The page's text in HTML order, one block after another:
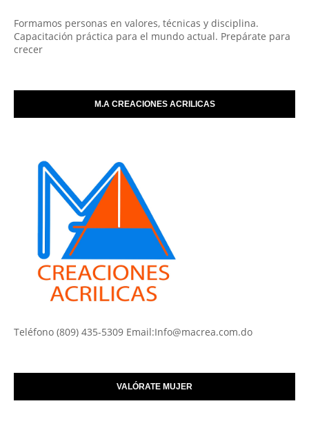
Formamos personas en valores, técnicas y disciplina.
Capacitación práctica para el mundo actual. Prepárate para
crecer
M.A CREACIONES ACRILICAS
Teléfono (809) 435-5309 Email:Info@macrea.com.do
VALÓRATE MUJER